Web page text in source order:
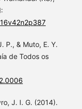
P., & Muto, E. Y.
de Todos os
J. I. G. (2014).